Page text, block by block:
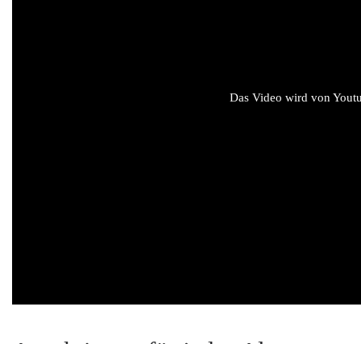
Das Video wird von